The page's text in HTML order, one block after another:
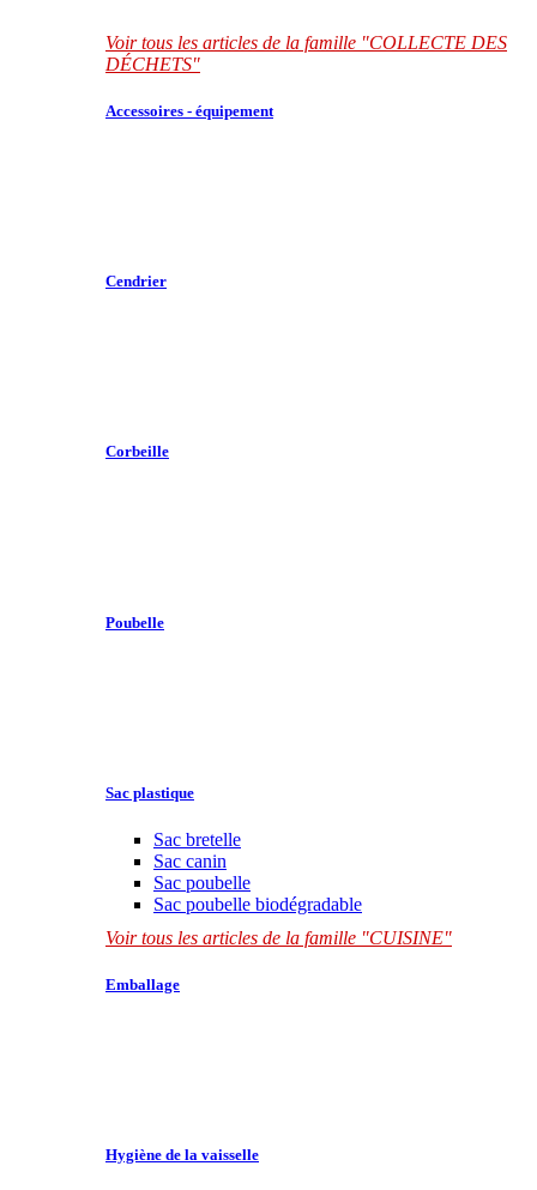
Voir tous les articles de la famille "COLLECTE DES
DÉCHETS"
Accessoires - équipement
Cendrier
Corbeille
Poubelle
Sac plastique
Sac bretelle
Sac canin
Sac poubelle
Sac poubelle biodégradable
Voir tous les articles de la famille "CUISINE"
Emballage
Hygiène de la vaisselle